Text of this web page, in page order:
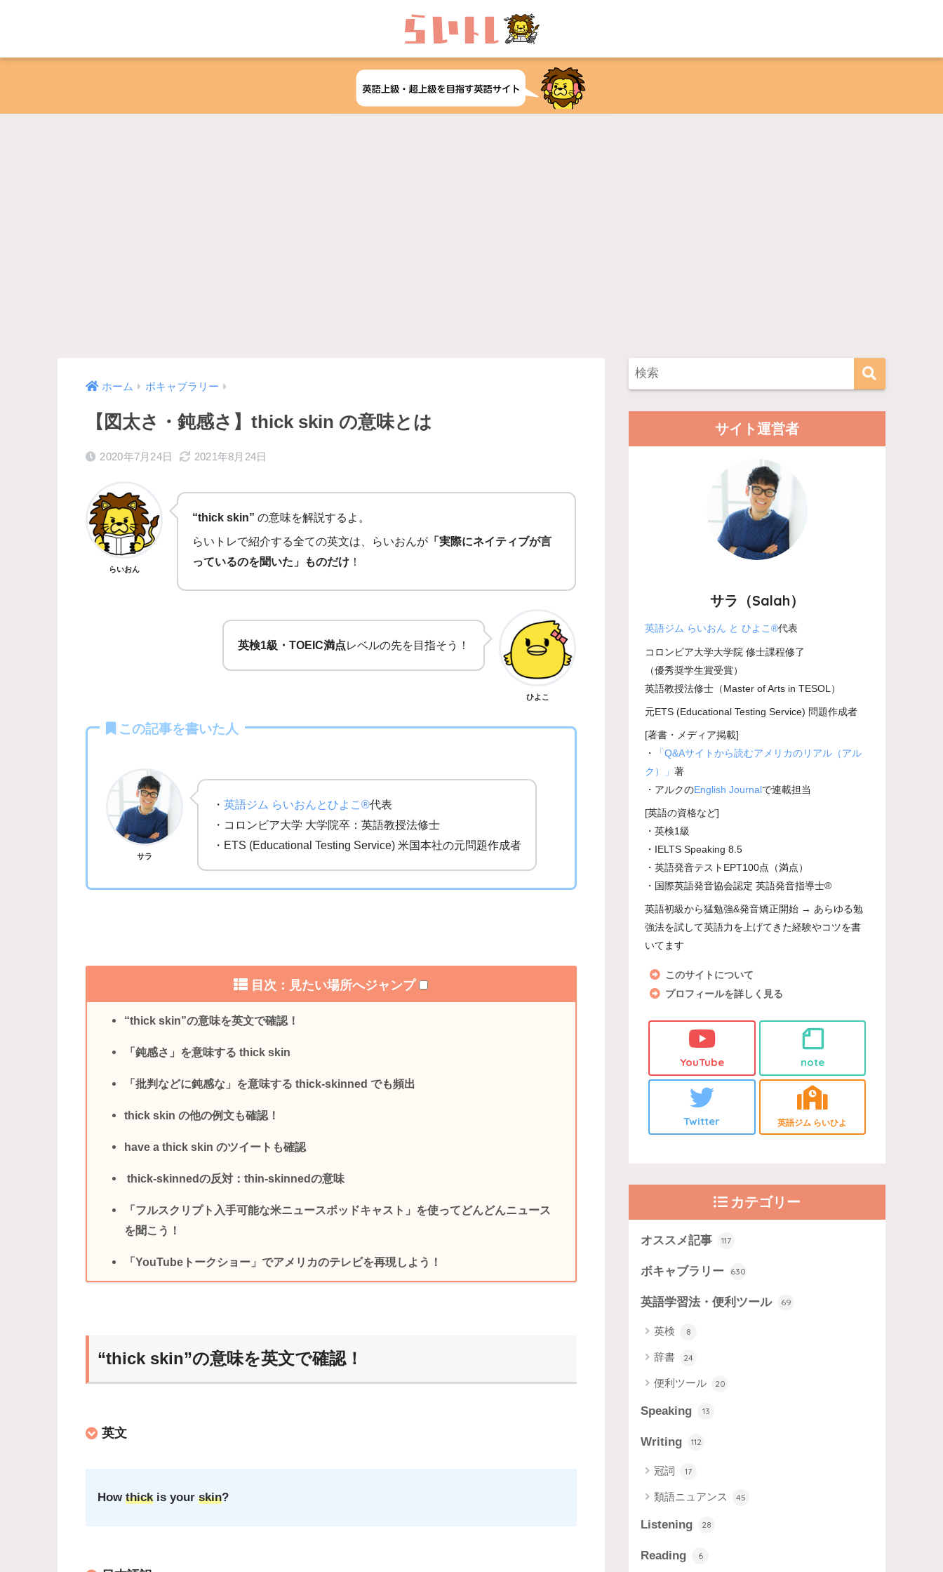
ホーム ボキャブラリー
【図太さ・鈍感さ】thick skin の意味とは
2020年7月24日 2021年8月24日
らいおん
“thick skin” の意味を解説するよ。
らいトレで紹介する全ての英文は、らいおんが 「実際にネイティブが言
っているのを聞いた」ものだけ ！
英検1級・TOEIC満点レベルの先を目指そう！
ひよこ
この記事を書いた人
サラ
・ 英語ジム らいおんとひよこ®代表
・コロンビア大学 大学院卒：英語教授法修士
・ETS (Educational Testing Service) 米国本社の元問題作成者
目次：見たい場所へジャンプ
“thick skin”の意味を英文で確認！
「鈍感さ」を意味する thick skin
「批判などに鈍感な」を意味する thick-skinned でも頻出
thick skin の他の例文も確認！
have a thick skin のツイートも確認
thick-skinnedの反対：thin-skinnedの意味
「フルスクリプト入手可能な米ニュースポッドキャスト」を使ってどんどんニュース
を聞こう！
「YouTubeトークショー」でアメリカのテレビを再現しよう！
“thick skin”の意味を英文で確認！
英文
Howthickis yourskin?
サイト運営者
サラ（Salah）
英語ジム らいおん と ひよこ®代表
コロンビア大学大学院 修士課程修了
（優秀奨学生賞受賞）
英語教授法修士（Master of Arts in TESOL）
元ETS (Educational Testing Service) 問題作成者
[著書・メディア掲載]
・
「Q&Aサイトから読むアメリカのリアル（アル
ク）」著
・アルクのEnglish Journalで連載担当
[英語の資格など]
・英検1級
・IELTS Speaking 8.5
・英語発音テストEPT100点（満点）
・国際英語発音協会認定 英語発音指導士®
英語初級から猛勉強&発音矯正開始 → あらゆる勉
強法を試して英語力を上げてきた経験やコツを書
いてます
このサイトについて
プロフィールを詳しく見る
YouTube note
Twitter 英語ジム らいひよ
カテゴリー
オススメ記事 117
ボキャブラリー 630
英語学習法・便利ツール 69
英検 8
辞書 24
便利ツール 20
Speaking 13
Writing 112
冠詞 17
類語ニュアンス 45
Listening 28
Reading 6